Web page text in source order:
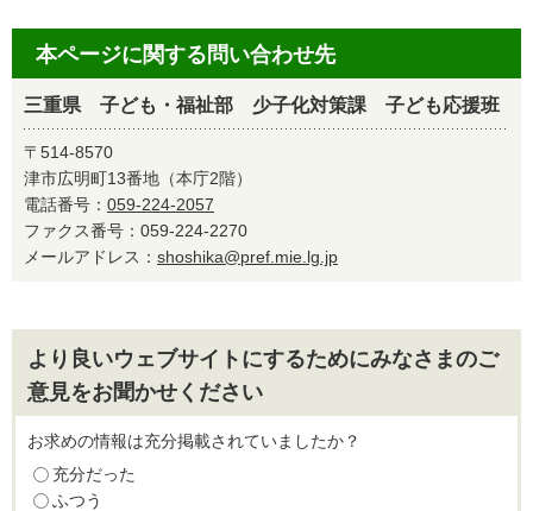
本ページに関する問い合わせ先
三重県 子ども・福祉部 少子化対策課 子ども応援班
〒514-8570
津市広明町13番地（本庁2階）
電話番号： 059-224-2057
ファクス番号：059-224-2270
メールアドレス： shoshika@pref.mie.lg.jp
より良いウェブサイトにするためにみなさまのご
意見をお聞かせください
お求めの情報は充分掲載されていましたか？
充分だった
ふつう